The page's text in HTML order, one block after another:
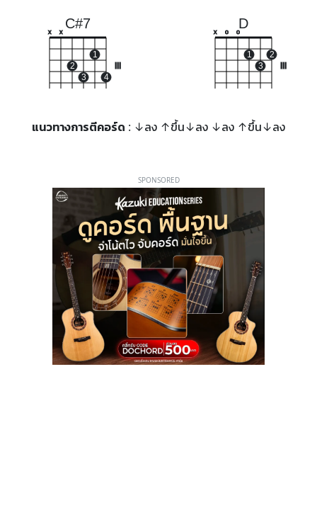
C#7
x x
2
3
1
4
D
x o o
1
3
2
แนวทางการตีคอร์ด : ↓ลง ↑ขึ้น↓ลง ↓ลง ↑ขึ้น↓ลง
SPONSORED